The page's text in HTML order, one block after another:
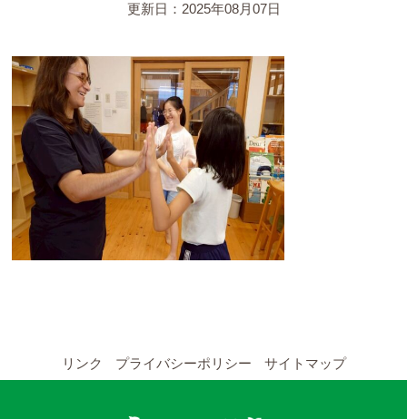
YouTubeチャンネル
留学の申し込み
通年コース
週末コース
短期コース
留学コースのご案内
週末コース
更新日：2025年08月07日
リンク プライバシーポリシー サイトマップ